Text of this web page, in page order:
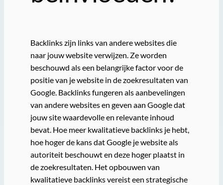
Backlinks zijn links van andere websites die
naar jouw website verwijzen. Ze worden
beschouwd als een belangrijke factor voor de
positie van je website in de zoekresultaten van
Google. Backlinks fungeren als aanbevelingen
van andere websites en geven aan Google dat
jouw site waardevolle en relevante inhoud
bevat. Hoe meer kwalitatieve backlinks je hebt,
hoe hoger de kans dat Google je website als
autoriteit beschouwt en deze hoger plaatst in
de zoekresultaten. Het opbouwen van
kwalitatieve backlinks vereist een strategische